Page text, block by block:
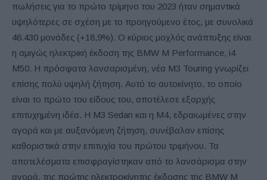
πωλήσεις για το πρώτο τρίμηνο του 2023 ήταν σημαντικά
υψηλότερες σε σχέση με το προηγούμενο έτος, με συνολικά
46.430 μονάδες (+18,9%). Ο κύριος μοχλός ανάπτυξης είναι
η αμιγώς ηλεκτρική έκδοση της BMW M Performance, i4
M50. Η πρόσφατα λανσαρισμένη, νέα M3 Touring γνωρίζει
επίσης πολύ υψηλή ζήτηση. Αυτό το αυτοκίνητο, το οποίο
είναι το πρώτο του είδους του, αποτέλεσε εξαρχής
επιτυχημένη ιδέα. Η M3 Sedan και η M4, εδραιωμένες στην
αγορά και με αυξανόμενη ζήτηση, συνέβαλαν επίσης
καθοριστικά στην επιτυχία του πρώτου τριμήνου. Τα
αποτελέσματα επισφραγίστηκαν από το λανσάρισμα στην
αγορά, της πρώτης ηλεκτροκίνητης έκδοσης της BMW M